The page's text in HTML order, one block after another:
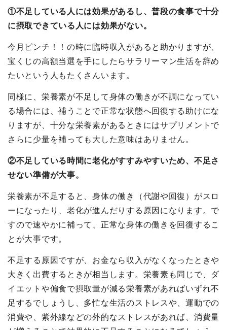
①不足している人には効果があるし、普段の食事で十分
に摂取できている人には効果がない。
今月ピンチ！！の時に臨時収入があると助かりますが、
宝くじの高額当選を手にしたらサラリーマン生活を辞め
たいという人もたくさんいます。
同様に、栄養素が不足して身体の働きが不調になってい
る場合には、補うことで正常な状態へ回復する助けにな
りますが、十分な栄養素があるときにはサプリメントで
さらに少量を補っても大した意味はありません。
②不足している時間に老化がすすみやすいため、不足さ
せない準備が大事。
栄養素が不足すると、身体の働き（代謝や回復）がスロ
ーになったり、老化が進んだりする原因になります。で
すので速やかに補って、正常な身体の働きを回復するこ
とが大事です。
不足する原因ですが、お金なら収入がなくなったときや
大きく出費するときが相当します。栄養素も同じで、ダ
イエットや偏食で摂取量が減る栄養素があればいずれ不
足するでしょうし、多忙な生活のストレスや、運動での
消費や、紫外線などの外的なストレスがあれば、消費量